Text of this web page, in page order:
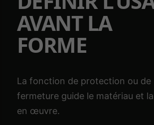
AVANT LA
FORME
La fonction de protection ou de
fermeture guide le matériau et
en œuvre.